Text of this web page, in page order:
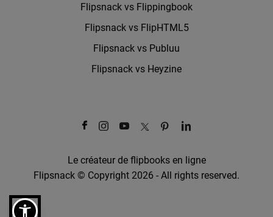
Flipsnack vs Flippingbook
Flipsnack vs FlipHTML5
Flipsnack vs Publuu
Flipsnack vs Heyzine
Le créateur de flipbooks en ligne
Flipsnack © Copyright 2026 - All rights reserved.